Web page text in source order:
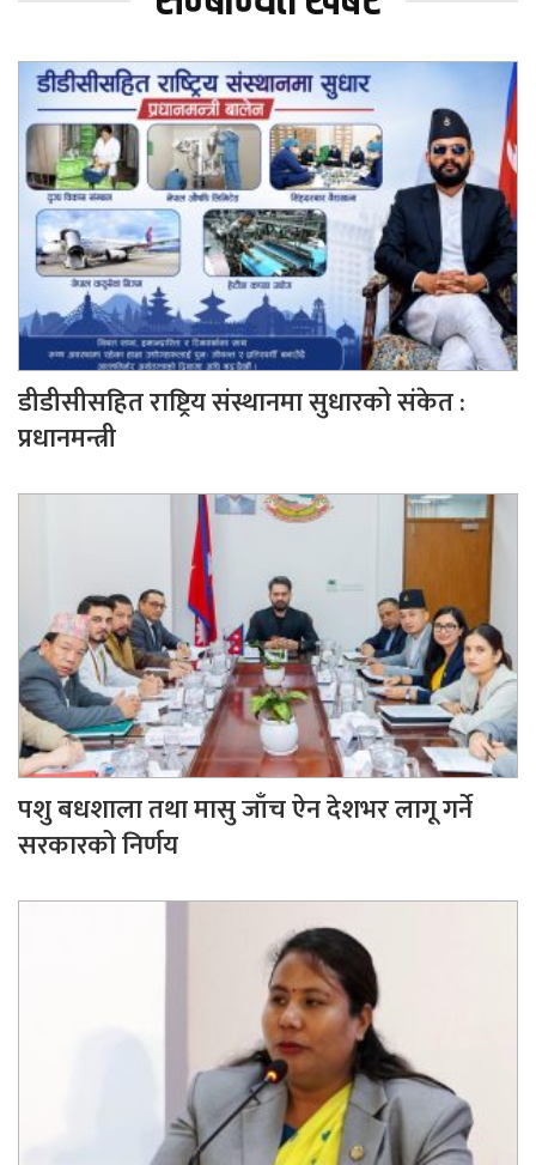
डीडीसीसहित राष्ट्रिय संस्थानमा सुधारको संकेत :
प्रधानमन्त्री
पशु बधशाला तथा मासु जाँच ऐन देशभर लागू गर्ने
सरकारको निर्णय